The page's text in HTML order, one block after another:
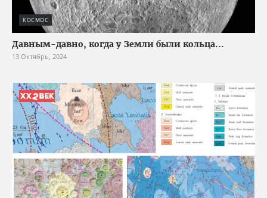
КОСМОС
Давным-давно, когда у Земли были кольца...
13 Октябрь, 2024